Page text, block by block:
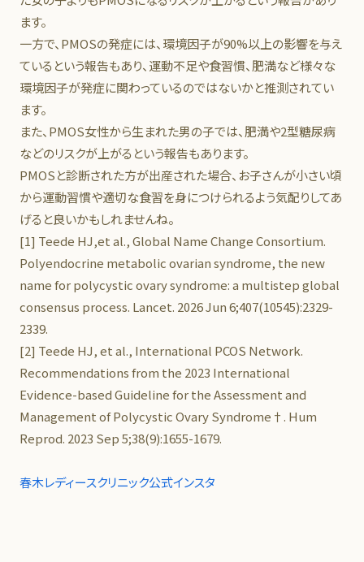
ます。
一方で、PMOSの発症には、環境因子が90%以上の影響を与え
ているという報告もあり、運動不足や食習慣、肥満など様々な
環境因子が発症に関わっているのではないかと推測されてい
ます。
また、PMOS女性から生まれた男の子では、肥満や2型糖尿病
などのリスクが上がるという報告もあります。
PMOSと診断された方が出産された場合、お子さんが小さい頃
から運動習慣や適切な食習を身につけられるよう気配りしてあ
げると良いかもしれませんね。
[1] Teede HJ,et al., Global Name Change Consortium.
Polyendocrine metabolic ovarian syndrome, the new
name for polycystic ovary syndrome: a multistep global
consensus process. Lancet. 2026 Jun 6;407(10545):2329-
2339.
[2] Teede HJ, et al., International PCOS Network.
Recommendations from the 2023 International
Evidence-based Guideline for the Assessment and
Management of Polycystic Ovary Syndrome†. Hum
Reprod. 2023 Sep 5;38(9):1655-1679.
春木レディースクリニック公式インスタ